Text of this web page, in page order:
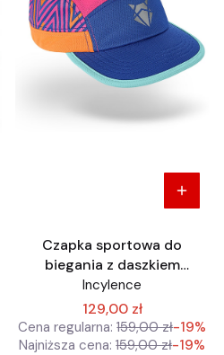
Czapka sportowa do
biegania z daszkiem
Incylence rozmiar
uniwersalny
Incylence
129,00 zł
Cena regularna: 159,00 zł-19%
Najniższa cena: 159,00 zł-19%